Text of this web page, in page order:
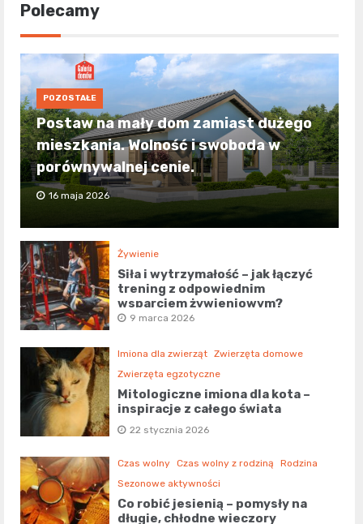
Polecamy
POZOSTAŁE
Postaw na mały dom zamiast dużego
mieszkania. Wolność i swoboda w
porównywalnej cenie.
16 maja 2026
Żywienie
Siła i wytrzymałość – jak łączyć
trening z odpowiednim
wsparciem żywieniowym?
9 marca 2026
Imiona dla zwierząt Zwierzęta domowe
Zwierzęta egzotyczne
Mitologiczne imiona dla kota –
inspiracje z całego świata
22 stycznia 2026
Czas wolny Czas wolny z rodziną
Rodzina
Sezonowe aktywności
Co robić jesienią – pomysły na
długie, chłodne wieczory